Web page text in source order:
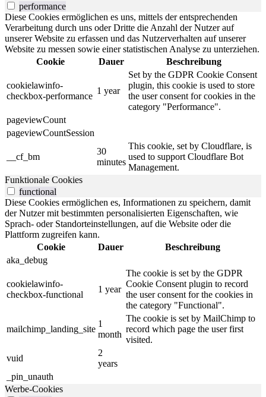
performance
Diese Cookies ermöglichen es uns, mittels der entsprechenden
Verarbeitung durch uns oder Dritte die Anzahl der Nutzer auf
unserer Website zu erfassen und das Nutzerverhalten auf unserer
Website zu messen sowie einer statistischen Analyse zu unterziehen.
Cookie
Dauer Beschreibung
cookielawinfo-
checkbox-performance
1 year
Set by the GDPR Cookie Consent
plugin, this cookie is used to store
the user consent for cookies in the
category "Performance".
pageviewCount
pageviewCountSession
__cf_bm
30
minutes
This cookie, set by Cloudflare, is
used to support Cloudflare Bot
Management.
Funktionale Cookies
functional
Diese Cookies ermöglichen es, Informationen zu speichern, damit
der Nutzer mit bestimmten personalisierten Eigenschaften, wie
Sprach- oder Standorteinstellungen, auf die Website oder die
Plattform zugreifen kann.
Cookie
Dauer
Beschreibung
aka_debug
cookielawinfo-
checkbox-functional
1 year
The cookie is set by the GDPR
Cookie Consent plugin to record
the user consent for the cookies in
the category "Functional".
mailchimp_landing_site
1
month
The cookie is set by MailChimp to
record which page the user first
visited.
vuid
2
years
_pin_unauth
Werbe-Cookies